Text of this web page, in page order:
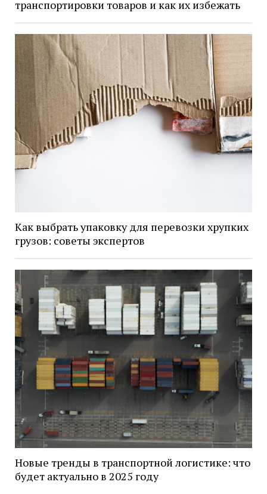
транспортировки товаров и как их избежать
Как выбрать упаковку для перевозки хрупких
грузов: советы экспертов
Новые тренды в транспортной логистике: что
будет актуально в 2025 году